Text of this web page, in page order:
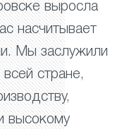
выросла
насчитывает
Мы заслужили
стране,
высокому